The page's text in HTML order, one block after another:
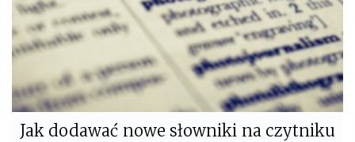
Jak dodawać nowe słowniki na czytniku